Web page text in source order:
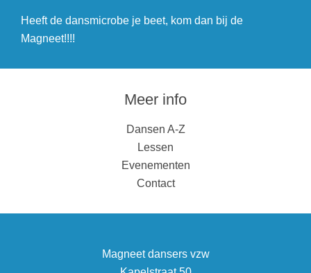
Heeft de dansmicrobe je beet, kom dan bij de
Magneet!!!!
Meer info
Dansen A-Z
Lessen
Evenementen
Contact
Magneet dansers vzw